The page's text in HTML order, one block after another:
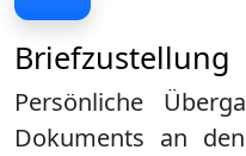
Briefzustellung
Persönliche
Dokuments an